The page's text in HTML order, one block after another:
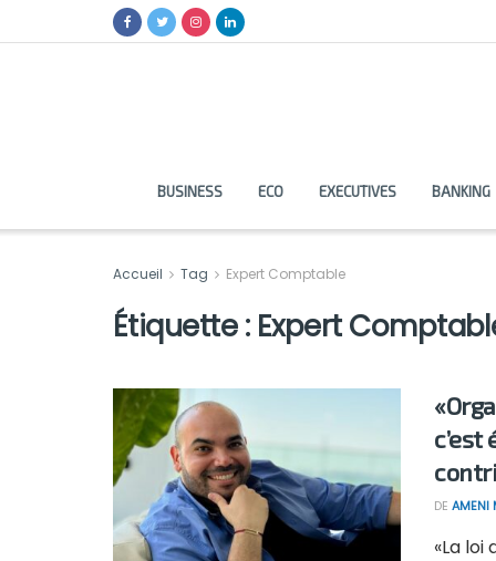
BUSINESS ECO EXECUTIVES BANKING
Accueil Tag Expert Comptable
Étiquette : Expert
DE AMENI
«La